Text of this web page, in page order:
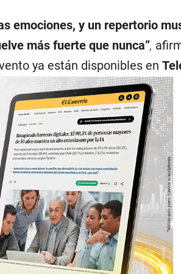
emociones, y un repertorio
más fuerte que nunca”,
ya están disponibles en